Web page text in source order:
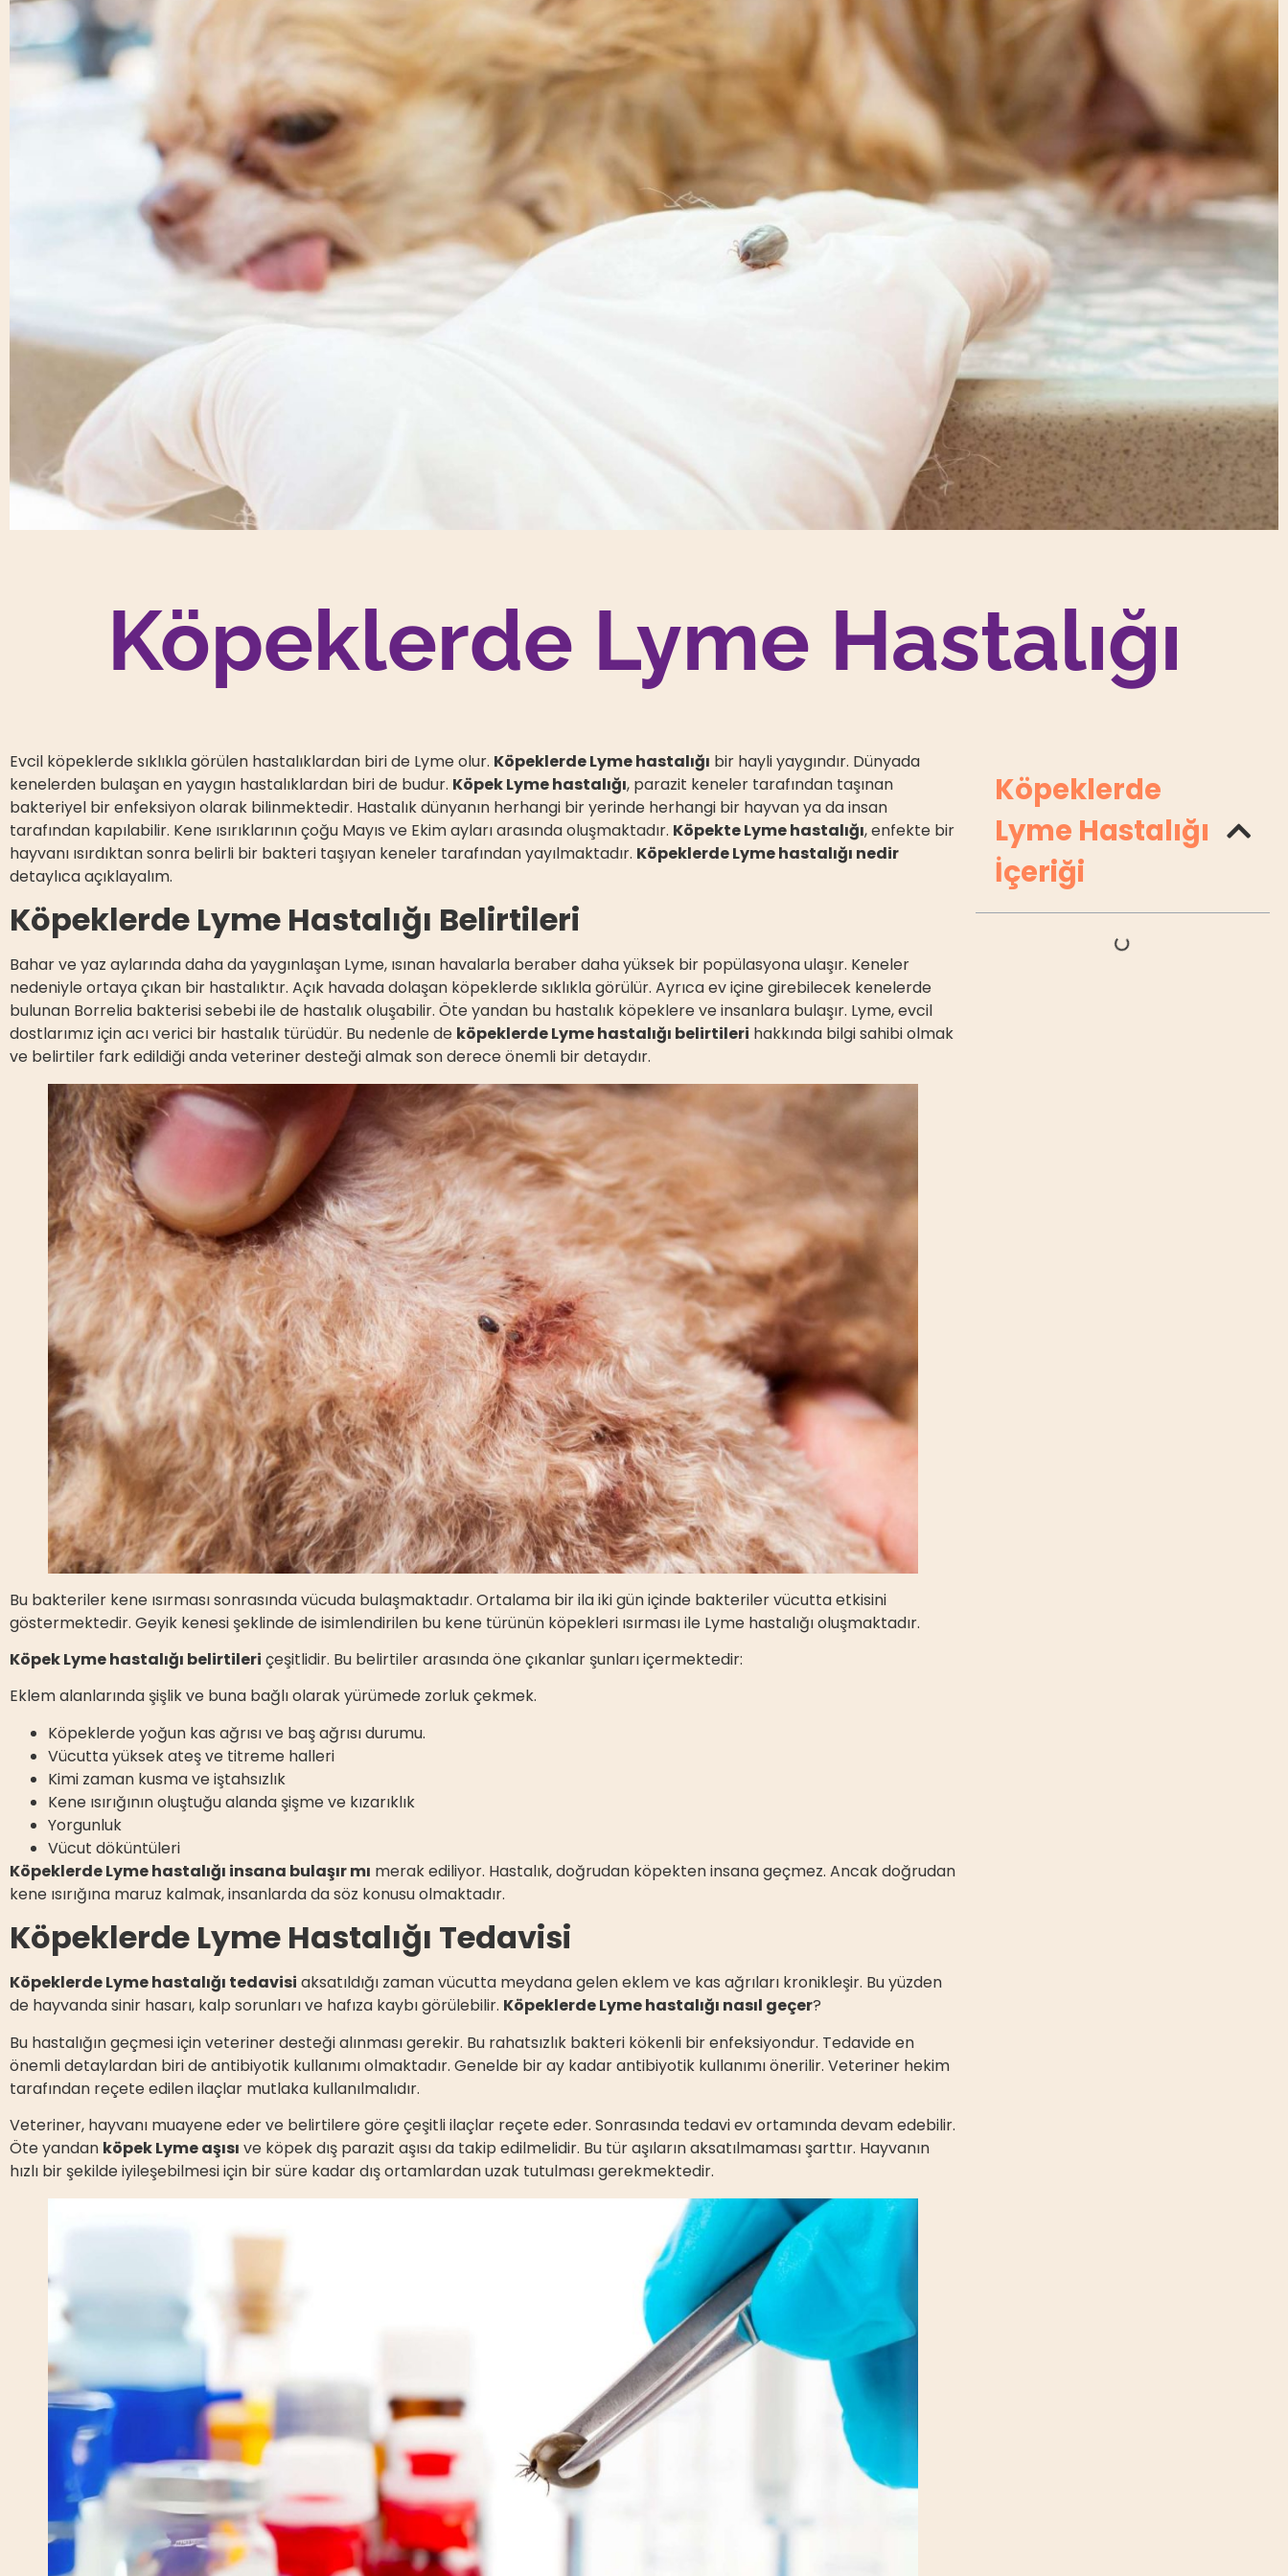
Köpeklerde Lyme Hastalığı
Evcil köpeklerde sıklıkla görülen hastalıklardan biri de Lyme olur. Köpeklerde Lyme hastalığı bir hayli yaygındır. Dünyada
kenelerden bulaşan en yaygın hastalıklardan biri de budur. Köpek Lyme hastalığı, parazit keneler tarafından taşınan
bakteriyel bir enfeksiyon olarak bilinmektedir. Hastalık dünyanın herhangi bir yerinde herhangi bir hayvan ya da insan
tarafından kapılabilir. Kene ısırıklarının çoğu Mayıs ve Ekim ayları arasında oluşmaktadır. Köpekte Lyme hastalığı, enfekte bir
hayvanı ısırdıktan sonra belirli bir bakteri taşıyan keneler tarafından yayılmaktadır. Köpeklerde Lyme hastalığı nedir
detaylıca açıklayalım.
Köpeklerde Lyme Hastalığı Belirtileri
Bahar ve yaz aylarında daha da yaygınlaşan Lyme, ısınan havalarla beraber daha yüksek bir popülasyona ulaşır. Keneler
nedeniyle ortaya çıkan bir hastalıktır. Açık havada dolaşan köpeklerde sıklıkla görülür. Ayrıca ev içine girebilecek kenelerde
bulunan Borrelia bakterisi sebebi ile de hastalık oluşabilir. Öte yandan bu hastalık köpeklere ve insanlara bulaşır. Lyme, evcil
dostlarımız için acı verici bir hastalık türüdür. Bu nedenle de köpeklerde Lyme hastalığı belirtileri hakkında bilgi sahibi olmak
ve belirtiler fark edildiği anda veteriner desteği almak son derece önemli bir detaydır.
Bu bakteriler kene ısırması sonrasında vücuda bulaşmaktadır. Ortalama bir ila iki gün içinde bakteriler vücutta etkisini
göstermektedir. Geyik kenesi şeklinde de isimlendirilen bu kene türünün köpekleri ısırması ile Lyme hastalığı oluşmaktadır.
Köpek Lyme hastalığı belirtileri çeşitlidir. Bu belirtiler arasında öne çıkanlar şunları içermektedir:
Eklem alanlarında şişlik ve buna bağlı olarak yürümede zorluk çekmek.
Köpeklerde yoğun kas ağrısı ve baş ağrısı durumu.
Vücutta yüksek ateş ve titreme halleri
Kimi zaman kusma ve iştahsızlık
Kene ısırığının oluştuğu alanda şişme ve kızarıklık
Yorgunluk
Vücut döküntüleri
Köpeklerde Lyme hastalığı insana bulaşır mı merak ediliyor. Hastalık, doğrudan köpekten insana geçmez. Ancak doğrudan
kene ısırığına maruz kalmak, insanlarda da söz konusu olmaktadır.
Köpeklerde Lyme Hastalığı Tedavisi
Köpeklerde Lyme hastalığı tedavisi aksatıldığı zaman vücutta meydana gelen eklem ve kas ağrıları kronikleşir. Bu yüzden
de hayvanda sinir hasarı, kalp sorunları ve hafıza kaybı görülebilir. Köpeklerde Lyme hastalığı nasıl geçer?
Bu hastalığın geçmesi için veteriner desteği alınması gerekir. Bu rahatsızlık bakteri kökenli bir enfeksiyondur. Tedavide en
önemli detaylardan biri de antibiyotik kullanımı olmaktadır. Genelde bir ay kadar antibiyotik kullanımı önerilir. Veteriner hekim
tarafından reçete edilen ilaçlar mutlaka kullanılmalıdır.
Veteriner, hayvanı muayene eder ve belirtilere göre çeşitli ilaçlar reçete eder. Sonrasında tedavi ev ortamında devam edebilir.
Öte yandan köpek Lyme aşısı ve köpek dış parazit aşısı da takip edilmelidir. Bu tür aşıların aksatılmaması şarttır. Hayvanın
hızlı bir şekilde iyileşebilmesi için bir süre kadar dış ortamlardan uzak tutulması gerekmektedir.
Köpeklerde
Lyme Hastalığı
İçeriği